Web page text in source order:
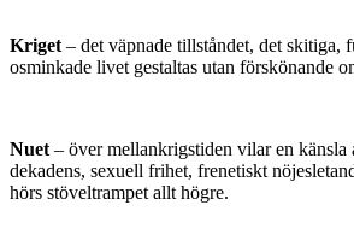
Kriget – det väpnade tillståndet, det skitiga,
osminkade livet gestaltas utan förskönande
Nuet – över mellankrigstiden vilar en känsla
dekadens, sexuell frihet, frenetiskt
hörs stöveltrampet allt högre.